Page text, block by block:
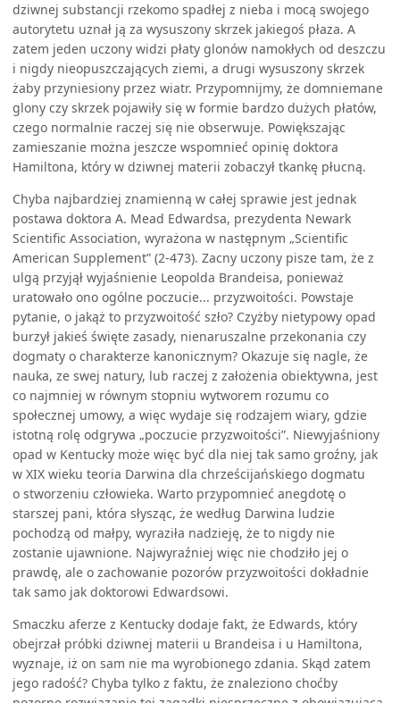
dziwnej substancji rzekomo spadłej z nieba i mocą swojego
autorytetu uznał ją za wysuszony skrzek jakiegoś płaza. A
zatem jeden uczony widzi płaty glonów namokłych od deszczu
i nigdy nieopuszczających ziemi, a drugi wysuszony skrzek
żaby przyniesiony przez wiatr. Przypomnijmy, że domniemane
glony czy skrzek pojawiły się w formie bardzo dużych płatów,
czego normalnie raczej się nie obserwuje. Powiększając
zamieszanie można jeszcze wspomnieć opinię doktora
Hamiltona, który w dziwnej materii zobaczył tkankę płucną.
Chyba najbardziej znamienną w całej sprawie jest jednak
postawa doktora A. Mead Edwardsa, prezydenta Newark
Scientific Association, wyrażona w następnym „Scientific
American Supplement” (2-473). Zacny uczony pisze tam, że z
ulgą przyjął wyjaśnienie Leopolda Brandeisa, ponieważ
uratowało ono ogólne poczucie... przyzwoitości. Powstaje
pytanie, o jakąż to przyzwoitość szło? Czyżby nietypowy opad
burzył jakieś święte zasady, nienaruszalne przekonania czy
dogmaty o charakterze kanonicznym? Okazuje się nagle, że
nauka, ze swej natury, lub raczej z założenia obiektywna, jest
co najmniej w równym stopniu wytworem rozumu co
społecznej umowy, a więc wydaje się rodzajem wiary, gdzie
istotną rolę odgrywa „poczucie przyzwoitości”. Niewyjaśniony
opad w Kentucky może więc być dla niej tak samo groźny, jak
w XIX wieku teoria Darwina dla chrześcijańskiego dogmatu
o stworzeniu człowieka. Warto przypomnieć anegdotę o
starszej pani, która słysząc, że według Darwina ludzie
pochodzą od małpy, wyraziła nadzieję, że to nigdy nie
zostanie ujawnione. Najwyraźniej więc nie chodziło jej o
prawdę, ale o zachowanie pozorów przyzwoitości dokładnie
tak samo jak doktorowi Edwardsowi.
Smaczku aferze z Kentucky dodaje fakt, że Edwards, który
obejrzał próbki dziwnej materii u Brandeisa i u Hamiltona,
wyznaje, iż on sam nie ma wyrobionego zdania. Skąd zatem
jego radość? Chyba tylko z faktu, że znaleziono choćby